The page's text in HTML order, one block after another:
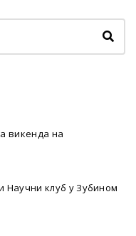
викенда на
клуб у Зубином